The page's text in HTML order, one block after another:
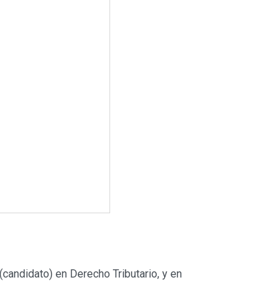
en Derecho Tributario, y en